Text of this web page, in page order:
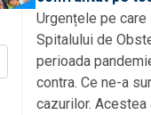
Urgențele pe
Spitalului de
perioada
contra. Ce ne-a
cazurilor.